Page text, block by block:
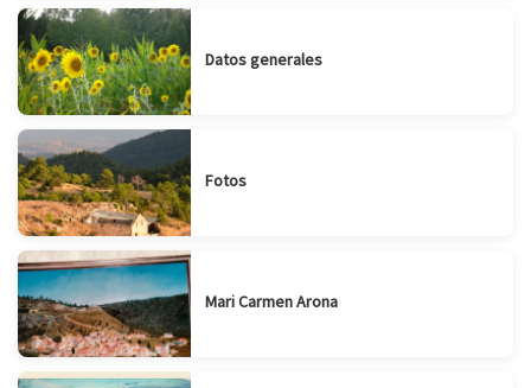
Datos generales
Fotos
Mari Carmen Arona